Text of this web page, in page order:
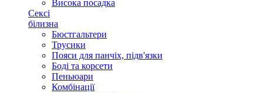
Висока посадка
Сексі
білизна
Бюстгальтери
Трусики
Пояси для панчіх, підв'язки
Боді та корсети
Пеньюари
Комбінації